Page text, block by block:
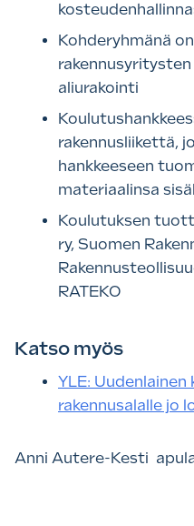
Kohderyhmänä
aliurakointi
rakennusliikettä,
hankkeeseen
materiaalinsa
Koulutuksen
ry, Suomen
RATEKO
Katso myös
YLE:
rakennusalalle jo
Anni Autere-Kesti